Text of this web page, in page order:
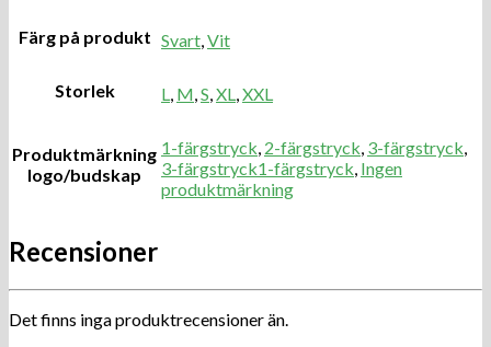
Färg på produkt Svart,Vit
Storlek L, M,S,XL,XXL
Produktmärkning
logo/budskap
1-färgstryck, 2-färgstryck, 3-färgstryck,
3-färgstryck1-färgstryck, Ingen
produktmärkning
Recensioner
Det finns inga produktrecensioner än.